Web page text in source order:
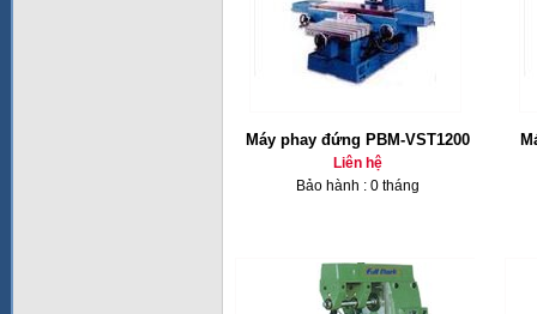
Máy phay đứng PBM-VST1200
Liên hệ
Bảo hành : 0 tháng